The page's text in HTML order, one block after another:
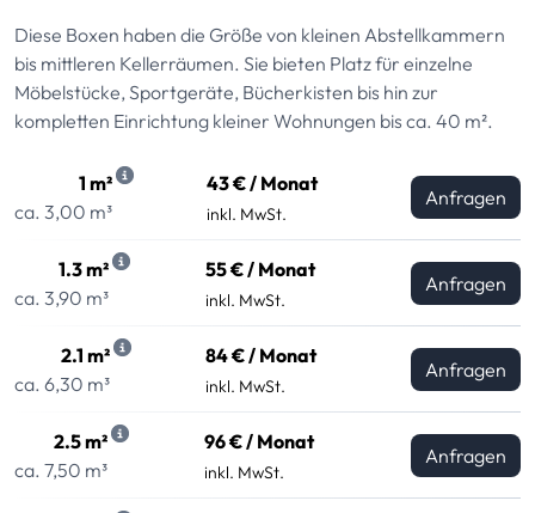
Diese Boxen haben die Größe von kleinen Abstellkammern
bis mittleren Kellerräumen. Sie bieten Platz für einzelne
Möbelstücke, Sportgeräte, Bücherkisten bis hin zur
kompletten Einrichtung kleiner Wohnungen bis ca. 40 m².
1 m²
ca. 3,00 m³
43 € / Monat
inkl. MwSt.
Anfragen
1.3 m²
ca. 3,90 m³
55 € / Monat
inkl. MwSt.
Anfragen
2.1 m²
ca. 6,30 m³
84 € / Monat
inkl. MwSt.
Anfragen
2.5 m²
ca. 7,50 m³
96 € / Monat
inkl. MwSt.
Anfragen